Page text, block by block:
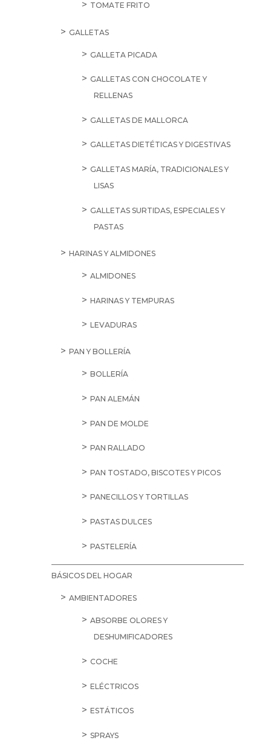
TOMATE FRITO
GALLETAS
GALLETA PICADA
GALLETAS CON CHOCOLATE Y
RELLENAS
GALLETAS DE MALLORCA
GALLETAS DIETÉTICAS Y DIGESTIVAS
GALLETAS MARÍA, TRADICIONALES Y
LISAS
GALLETAS SURTIDAS, ESPECIALES Y
PASTAS
HARINAS Y ALMIDONES
ALMIDONES
HARINAS Y TEMPURAS
LEVADURAS
PAN Y BOLLERÍA
BOLLERÍA
PAN ALEMÁN
PAN DE MOLDE
PAN RALLADO
PAN TOSTADO, BISCOTES Y PICOS
PANECILLOS Y TORTILLAS
PASTAS DULCES
PASTELERÍA
BÁSICOS DEL HOGAR
AMBIENTADORES
ABSORBE OLORES Y
DESHUMIFICADORES
COCHE
ELÉCTRICOS
ESTÁTICOS
SPRAYS